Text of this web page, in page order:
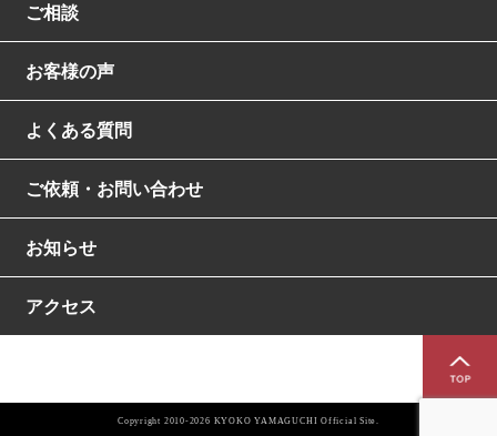
ご相談
お客様の声
よくある質問
ご依頼・お問い合わせ
お知らせ
アクセス
Copyright 2010-2026 KYOKO YAMAGUCHI Official Site.